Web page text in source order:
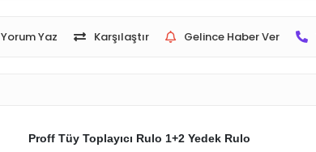
Yorum Yaz Karşılaştır Gelince Haber Ver
Proff Tüy Toplayıcı Rulo 1+2 Yedek Rulo